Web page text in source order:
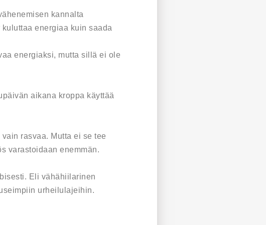
kannalta
energiaa kuin saada
energiaksi, mutta sillä ei ole
aikana kroppa käyttää
rasvaa. Mutta ei se tee
varastoidaan enemmän.
Eli vähähiilarinen
urheilulajeihin.